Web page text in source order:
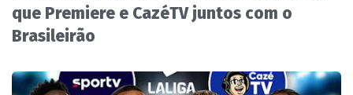
que Premiere e CazéTV juntos com o
Brasileirão